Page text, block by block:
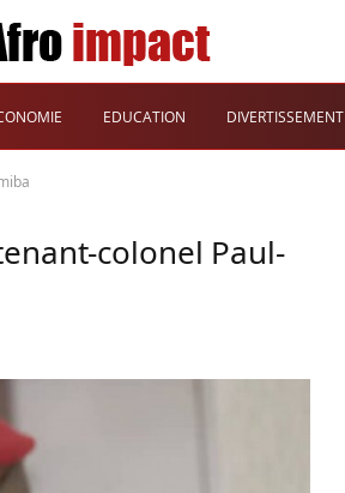
EDUCATION DIVERTISSEMENT
colonel Paul-